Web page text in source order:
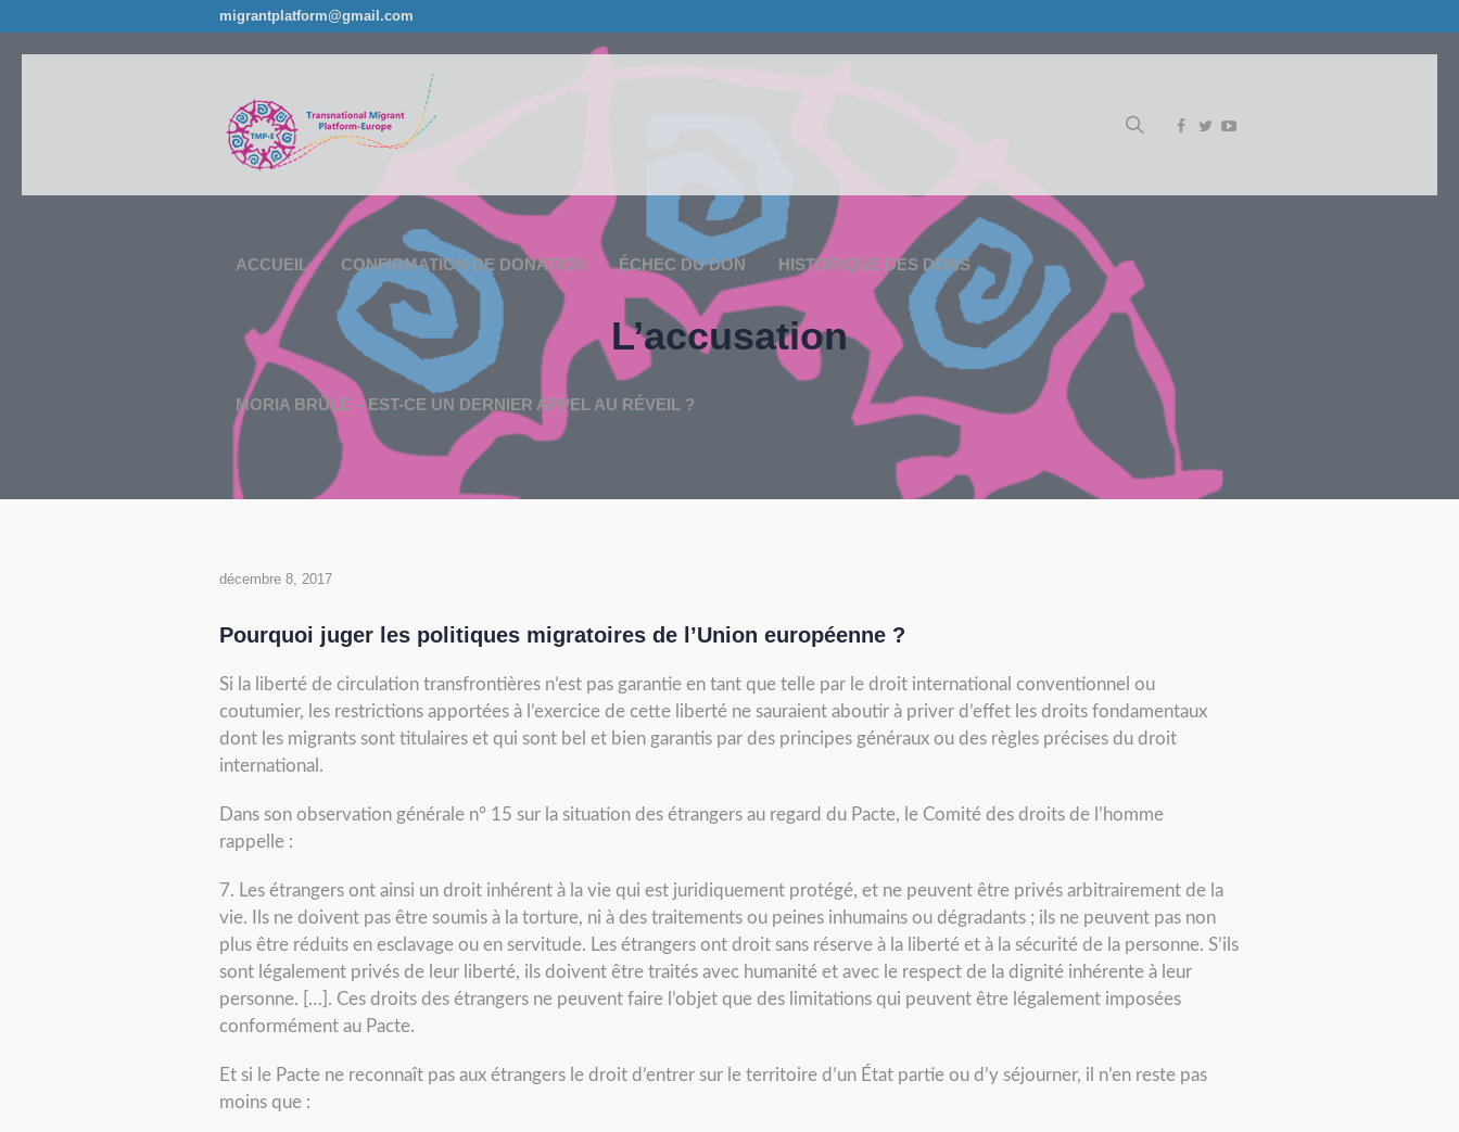
migrantplatform@gmail.com
ACCUEIL CONFIRMATION DE DONATION ÉCHEC DU DON HISTORIQUE DES DONS
MORIA BRÛLE – EST-CE UN DERNIER APPEL AU RÉVEIL ?
L’accusation
décembre 8, 2017
Pourquoi juger les politiques migratoires de l’Union européenne ?
Si la liberté de circulation transfrontières n’est pas garantie en tant que telle par le droit international conventionnel ou
coutumier, les restrictions apportées à l’exercice de cette liberté ne sauraient aboutir à priver d’effet les droits fondamentaux
dont les migrants sont titulaires et qui sont bel et bien garantis par des principes généraux ou des règles précises du droit
international.
Dans son observation générale n° 15 sur la situation des étrangers au regard du Pacte, le Comité des droits de l’homme
rappelle :
7. Les étrangers ont ainsi un droit inhérent à la vie qui est juridiquement protégé, et ne peuvent être privés arbitrairement de la
vie. Ils ne doivent pas être soumis à la torture, ni à des traitements ou peines inhumains ou dégradants ; ils ne peuvent pas non
plus être réduits en esclavage ou en servitude. Les étrangers ont droit sans réserve à la liberté et à la sécurité de la personne. S’ils
sont légalement privés de leur liberté, ils doivent être traités avec humanité et avec le respect de la dignité inhérente à leur
personne. […]. Ces droits des étrangers ne peuvent faire l’objet que des limitations qui peuvent être légalement imposées
conformément au Pacte.
Et si le Pacte ne reconnaît pas aux étrangers le droit d’entrer sur le territoire d’un État partie ou d’y séjourner, il n’en reste pas
moins que :